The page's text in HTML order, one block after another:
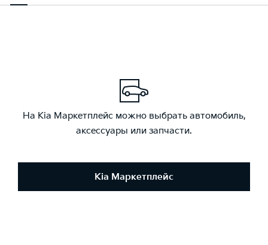
На Kia Маркетплейс можно выбрать автомобиль,
аксессуары или запчасти.
Kia Маркетплейс